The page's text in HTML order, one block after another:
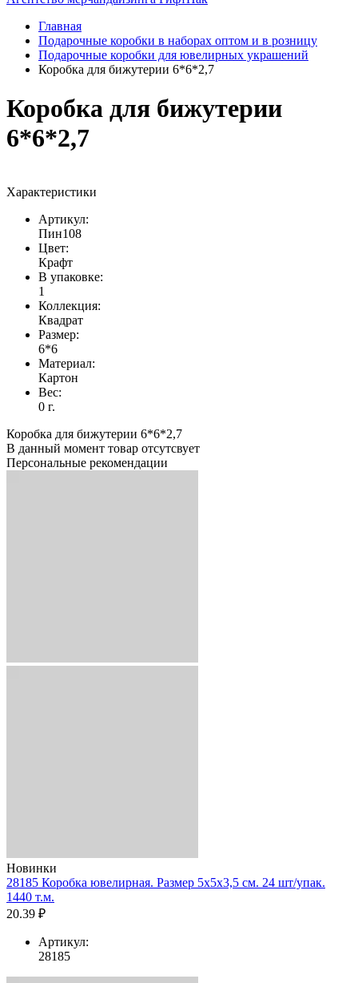
Главная
Подарочные коробки в наборах оптом и в розницу
Подарочные коробки для ювелирных украшений
Коробка для бижутерии 6*6*2,7
Коробка для бижутерии
6*6*2,7
Характеристики
Артикул:
Пин108
Цвет:
Крафт
В упаковке:
1
Коллекция:
Квадрат
Размер:
6*6
Материал:
Картон
Вес:
0 г.
Коробка для бижутерии 6*6*2,7
В данный момент товар отсутсвует
Персональные рекомендации
Новинки
28185 Коробка ювелирная. Размер 5x5x3,5 см. 24 шт/упак.
1440 т.м.
20.39 ₽
Артикул:
28185